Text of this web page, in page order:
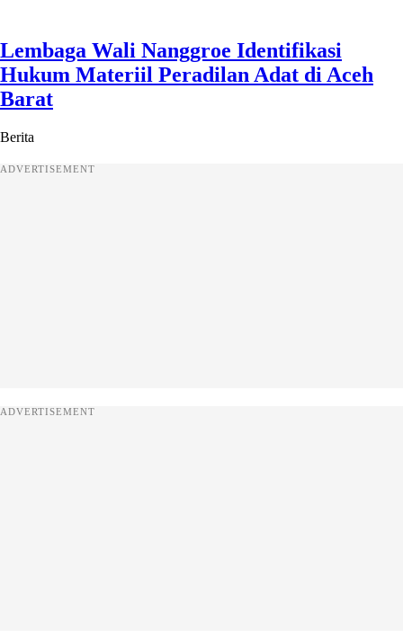
Lembaga Wali Nanggroe Identifikasi
Hukum Materiil Peradilan Adat di Aceh
Barat
Berita
ADVERTISEMENT
ADVERTISEMENT